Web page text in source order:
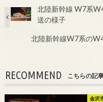
北陸新幹線 W7系
送の様子
北陸新幹線W7系の
RECOMMEND こちらの記
金沢